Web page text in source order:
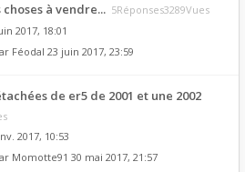
à vendre... 5Réponses3289Vues
2017, 18:01
Féodal 23 juin 2017, 23:59
de er5 de 2001 et une 2002
2017, 10:53
Momotte91 30 mai 2017, 21:57